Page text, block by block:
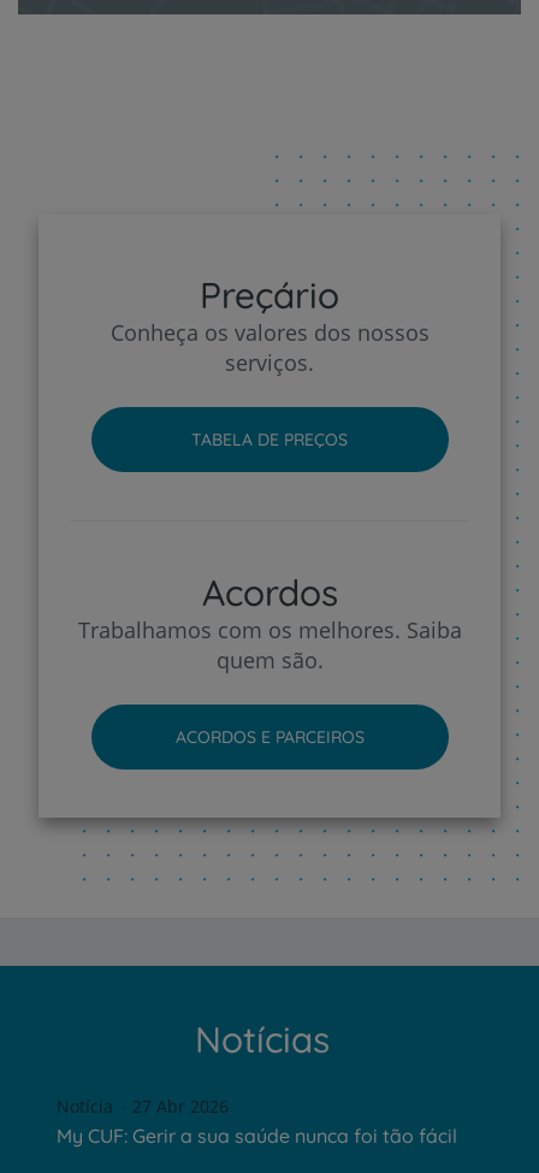
Preçário
Conheça os valores dos nossos
serviços.
TABELA DE PREÇOS
Acordos
Trabalhamos com os melhores. Saiba
quem são.
ACORDOS E PARCEIROS
Notícias
Notícia 27 Abr 2026
My CUF: Gerir a sua saúde nunca foi tão fácil